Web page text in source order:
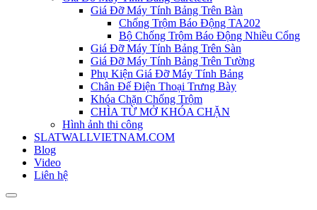
Giá Đỡ Máy Tính Bảng Trên Bàn
Chống Trộm Báo Động TA202
Bộ Chống Trộm Báo Động Nhiều Cổng
Giá Đỡ Máy Tính Bảng Trên Sàn
Giá Đỡ Máy Tính Bảng Trên Tường
Phụ Kiện Giá Đỡ Máy Tính Bảng
Chân Đế Điện Thoại Trưng Bày
Khóa Chặn Chống Trộm
CHÌA TỪ MỞ KHÓA CHẶN
Hình ảnh thi công
SLATWALLVIETNAM.COM
Blog
Video
Liên hệ